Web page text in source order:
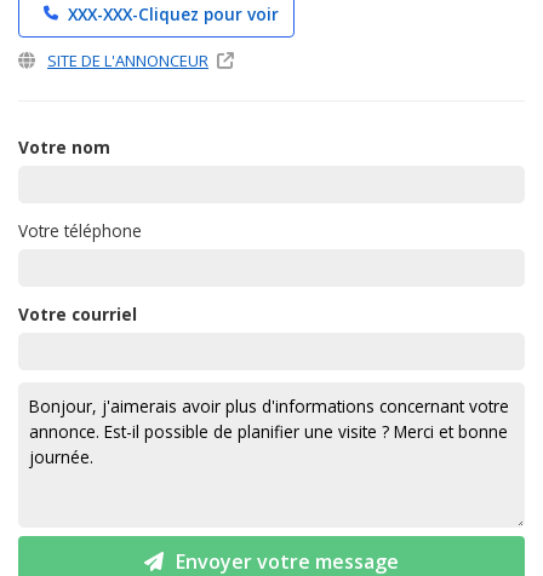
XXX-XXX-Cliquez pour voir
SITE DE L'ANNONCEUR
Votre nom
Votre téléphone
Votre courriel
Envoyer votre message